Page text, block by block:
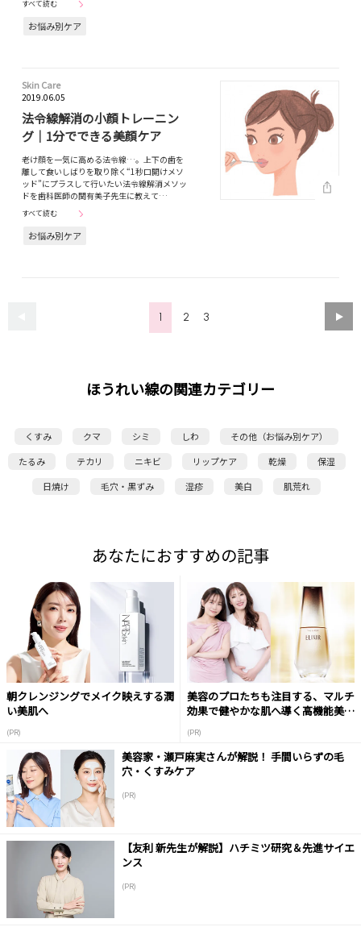
すべて読む
お悩み別ケア
Skin Care
2019.06.05
法令線解消の小顔トレーニン
グ｜1分でできる美顔ケア
老け顔を一気に高める法令線…。上下の歯を
離して食いしばりを取り除く“1秒口開けメソ
ッド”にプラスして行いたい法令線解消メソッ
ドを歯科医師の関有美子先生に教えて…
すべて読む
お悩み別ケア
1 2 3
ほうれい線の関連カテゴリー
くすみ クマ シミ しわ
その他（お悩み別ケア）
たるみ
テカリ ニキビ リップケア 乾燥
保湿
日焼け
毛穴・黒ずみ 湿疹 美白 肌荒れ
あなたにおすすめの記事
朝クレンジングでメイク映えする潤
い美肌へ
(PR)
美容のプロたちも注目する、マルチ
効果で健やかな肌へ導く高機能美容
(PR)
美容家・瀬戸麻実さんが解説！ 手間いらずの毛
穴・くすみケア
(PR)
【友利 新先生が解説】ハチミツ研究＆先進サイエ
ンス
(PR)